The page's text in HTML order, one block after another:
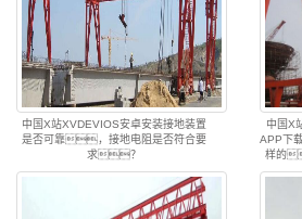
中国X站XVDEVIOS安卓安装接地装置
是否可靠，接地电阻是否符合要
求？
中国X
APP下
样的